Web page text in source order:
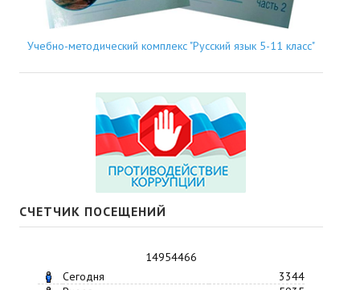
Учебно-методический комплекс "Русский язык 5-11 класс"
СЧЕТЧИК ПОСЕЩЕНИЙ
14954466
Сегодня
3344